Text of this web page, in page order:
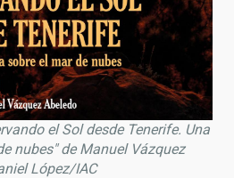
el Sol desde Tenerife. Una
nubes" de Manuel Vázquez
López/IAC